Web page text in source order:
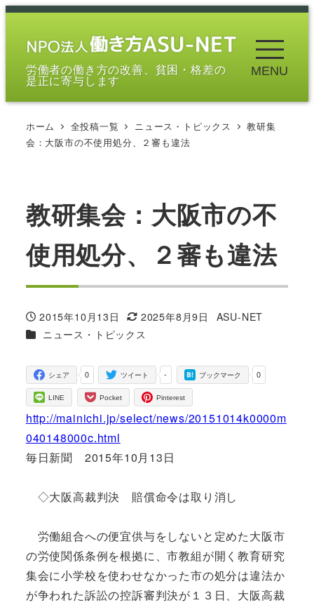
メ
労働者の働き方の改善、貧困・格差の
是正に寄与します
MENU
ホーム 全投稿一覧 ニュース・トピックス
教研集
会：大阪市の不使用処分、２審も違法
教研集会：大阪市の不
使用処分、２審も違法
投稿日
2015年10月13日
更新日
2025年8月9日
著
ASU-NET
カテゴリー
ニュース・トピックス
0
シェア -
ツイート 0
ブックマーク
LINE Pocket Pinterest
http://mainichi.jp/select/news/20151014k0000m
040148000c.html
毎日新聞 2015年10月13日
◇大阪高裁判決 賠償命令は取り消し
労働組合への便宜供与をしないと定めた大阪市
の労使関係条例を根拠に、市教組が開く教育研究
集会に小学校を使わせなかった市の処分は違法か
が争われた訴訟の控訴審判決が１３日、大阪高裁